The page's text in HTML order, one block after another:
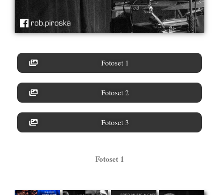
Fotoset 1
Fotoset 2
Fotoset 3
Fotoset 1